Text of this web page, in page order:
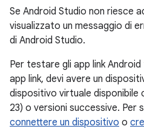
Se Android Studio non riesce
visualizzato un messaggio di
di Android Studio.
Per testare gli app link
app link, devi avere un
dispositivo virtuale disponibile
23) o versioni successive. Per
connettere un dispositivo o